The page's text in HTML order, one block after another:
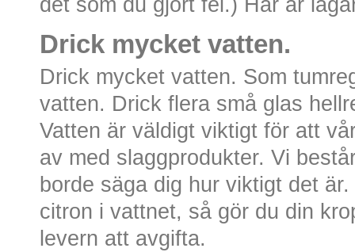
det som du gjort fel.) Här är
Drick mycket vatten.
Drick mycket vatten. Som
vatten. Drick flera små glas
Vatten är väldigt viktigt för att
av med slaggprodukter. Vi
borde säga dig hur viktigt det
citron i vattnet, så gör du din
levern att avgifta.